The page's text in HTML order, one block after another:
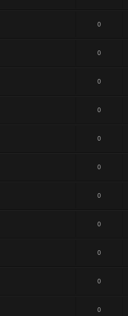
0
0
0
0
0
0
0
0
0
0
0